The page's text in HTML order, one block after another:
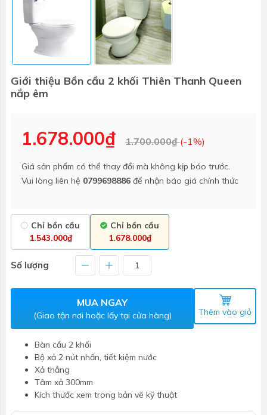
Giới thiệu Bồn cầu 2 khối Thiên Thanh Queen
nắp êm
1.678.000₫ 1.700.000₫(-1%)
Giá sản phẩm có thể thay đổi mà không kịp báo trước.
Vui lòng liên hệ 0799698886 để nhận báo giá chính thức
Chỉ bồn cầu
1.543.000₫
Chỉ bồn cầu
1.678.000₫
Số lượng
MUA NGAY
(Giao tận nơi hoặc lấy tại cửa hàng) Thêm vào giỏ
Bàn cầu 2 khối
Bộ xả 2 nút nhấn, tiết kiệm nước
Xả thẳng
Tâm xả 300mm
Kích thước xem trong bản vẽ kỹ thuật